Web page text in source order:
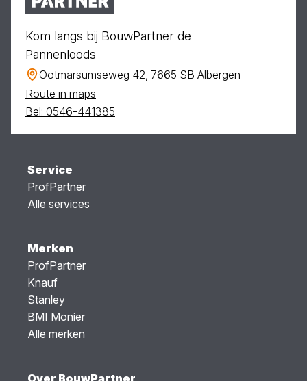
Kom langs bij BouwPartner de
Pannenloods
Ootmarsumseweg 42, 7665 SB Albergen
Route in maps
Bel: 0546-441385
Service
ProfPartner
Alle services
Merken
ProfPartner
Knauf
Stanley
BMI Monier
Alle merken
Over BouwPartner